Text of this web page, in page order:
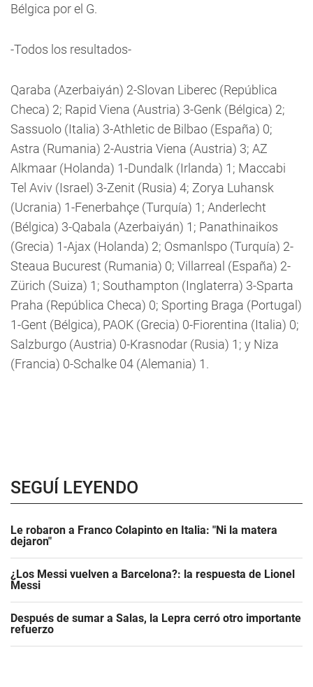
Bélgica por el G.
-Todos los resultados-
Qaraba (Azerbaiyán) 2-Slovan Liberec (República
Checa) 2; Rapid Viena (Austria) 3-Genk (Bélgica) 2;
Sassuolo (Italia) 3-Athletic de Bilbao (España) 0;
Astra (Rumania) 2-Austria Viena (Austria) 3; AZ
Alkmaar (Holanda) 1-Dundalk (Irlanda) 1; Maccabi
Tel Aviv (Israel) 3-Zenit (Rusia) 4; Zorya Luhansk
(Ucrania) 1-Fenerbahçe (Turquía) 1; Anderlecht
(Bélgica) 3-Qabala (Azerbaiyán) 1; Panathinaikos
(Grecia) 1-Ajax (Holanda) 2; Osmanlspo (Turquía) 2-
Steaua Bucurest (Rumania) 0; Villarreal (España) 2-
Zürich (Suiza) 1; Southampton (Inglaterra) 3-Sparta
Praha (República Checa) 0; Sporting Braga (Portugal)
1-Gent (Bélgica), PAOK (Grecia) 0-Fiorentina (Italia) 0;
Salzburgo (Austria) 0-Krasnodar (Rusia) 1; y Niza
(Francia) 0-Schalke 04 (Alemania) 1.
SEGUÍ LEYENDO
Le robaron a Franco Colapinto en Italia: "Ni la matera
dejaron"
¿Los Messi vuelven a Barcelona?: la respuesta de Lionel
Messi
Después de sumar a Salas, la Lepra cerró otro importante
refuerzo